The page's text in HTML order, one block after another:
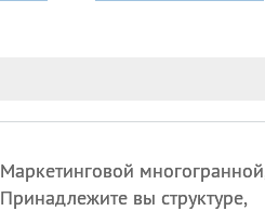
Маркетинговой
Принадлежите вы структуре,